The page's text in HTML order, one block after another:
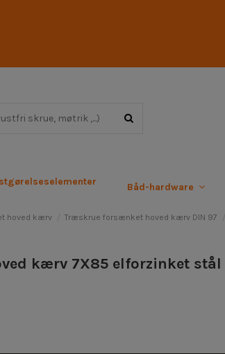
Båd-hardware
hoved kærv Træskrue forsænket hoved kærv DIN 97
kærv 7X85 elforzinket stål